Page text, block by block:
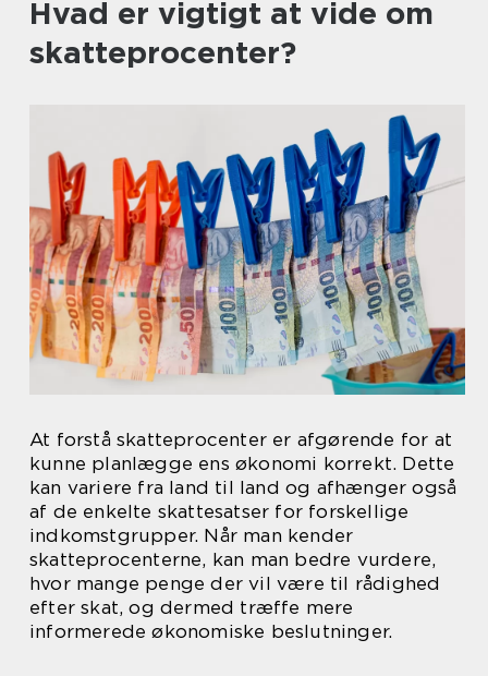
Hvad er vigtigt at vide om
skatteprocenter?
At forstå skatteprocenter er afgørende for at
kunne planlægge ens økonomi korrekt. Dette
kan variere fra land til land og afhænger også
af de enkelte skattesatser for forskellige
indkomstgrupper. Når man kender
skatteprocenterne, kan man bedre vurdere,
hvor mange penge der vil være til rådighed
efter skat, og dermed træffe mere
informerede økonomiske beslutninger.